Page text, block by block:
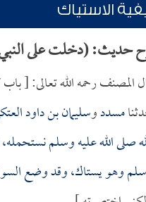
الاستياك
حديث: (دخلت على
المصنف رحمه الله تعالى: [
مسددوسليمان بن داود
صلى الله عليه وسلم
وهو يستاك، وقد وضع